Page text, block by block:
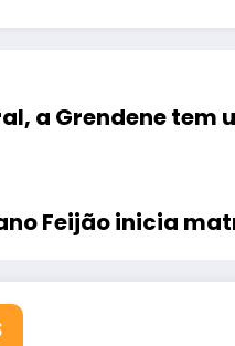
a Grendene
Feijão inicia